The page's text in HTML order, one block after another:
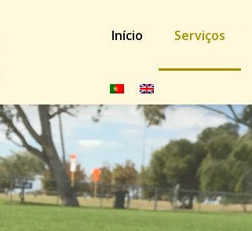
Início Serviços